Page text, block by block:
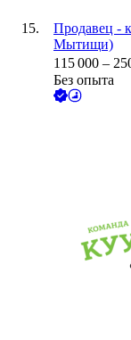
Продавец -
Мытищи)
115 000 –
Без опыта